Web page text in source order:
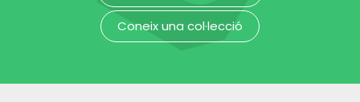
Coneix una col·lecció